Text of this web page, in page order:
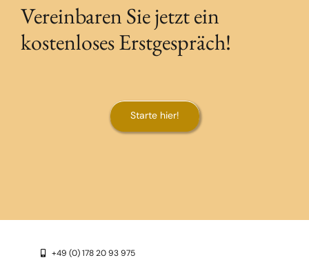
Vereinbaren Sie jetzt ein
kostenloses Erstgespräch!
Starte hier!
+49 (0) 178 20 93 975